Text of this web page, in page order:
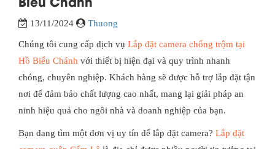
13/11/2024 Thuong
Chúng tôi cung cấp dịch vụ Lắp đặt camera chống trộm tại
Hồ Biểu Chánh với thiết bị hiện đại và quy trình nhanh
chóng, chuyên nghiệp. Khách hàng sẽ được hỗ trợ lắp đặt tận
nơi để đảm bảo chất lượng cao nhất, mang lại giải pháp an
ninh hiệu quả cho ngôi nhà và doanh nghiệp của bạn.
Bạn đang tìm một đơn vị uy tín để lắp đặt camera? Lắp đặt